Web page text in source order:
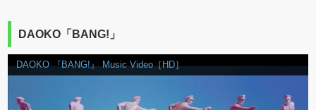
DAOKO「BANG!」
DAOKO 『BANG!』 Music Video［HD］